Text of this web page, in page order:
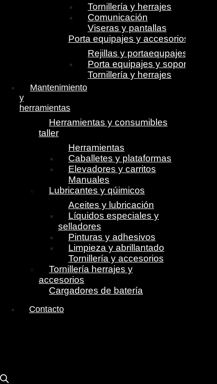
Tornillería y herrajes
Comunicación
Viseras y pantallas
Porta equipajes y accesorios
Rejillas y portaequpajes
Porta equipajes y soportes
Tornillería y herrajes
Mantenimiento
y
herramientas
Herramientas y consumibles
taller
Herramientas
Caballetes y plataformas
Elevadores y carritos
Manuales
Lubricantes y qúimicos
Aceites y lubricación
Líquidos especiales y
selladores
Pinturas y adhesivos
Limpieza y abrillantado
Tornillería y accesorios
Tornillería herrajes y
accesorios
Cargadores de batería
Contacto